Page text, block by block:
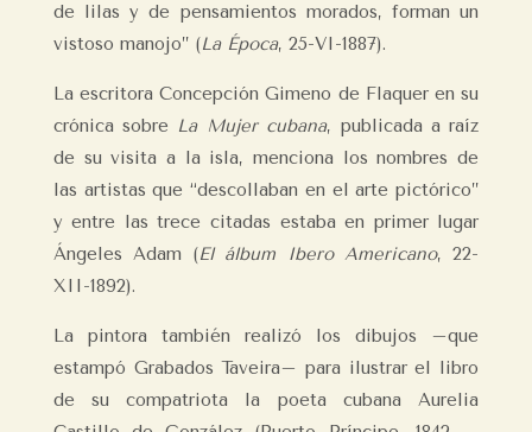
de lilas y de pensamientos morados, forman un
vistoso manojo” (La Época, 25-VI-1887).
La escritora Concepción Gimeno de Flaquer en su
crónica sobre La Mujer cubana, publicada a raíz
de su visita a la isla, menciona los nombres de
las artistas que “descollaban en el arte pictórico”
y entre las trece citadas estaba en primer lugar
Ángeles Adam (El álbum Ibero Americano, 22-
XII-1892).
La pintora también realizó los dibujos –que
estampó Grabados Taveira– para ilustrar el libro
de su compatriota la poeta cubana Aurelia